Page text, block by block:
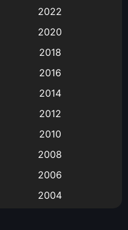
2022
2020
2018
2016
2014
2012
2010
2008
2006
2004